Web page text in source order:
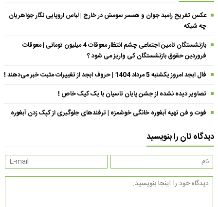
عکس تفریح رامبد جوان و همسر سومش در خارج | لباس اروپایی نگار جواهریان
چه شیکه
بازنشستگان تامین اجتماعی چشم انتظار معوقات 4 میلیون تومانی | معوقات
فروردین حقوق بازنشستگان کی واریز می شود ؟
فال ابجد امروز یکشنبه 5 مرداد 1404 | حروف ابجد از تغییرات مثبت خبر می‌دهند !
تصاویر دیده نشده از جشن پایان تاسیان با یک کیک خاص !
فوت و فن تهیه آبغوره خانگی خوشمزه | ترفندهای جلوگیری از کپک زدن آبغوره
دیدگاه تان را بنویسید